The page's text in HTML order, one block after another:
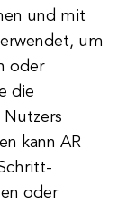
und mit
um
oder
die
Nutzers
kann AR
oder